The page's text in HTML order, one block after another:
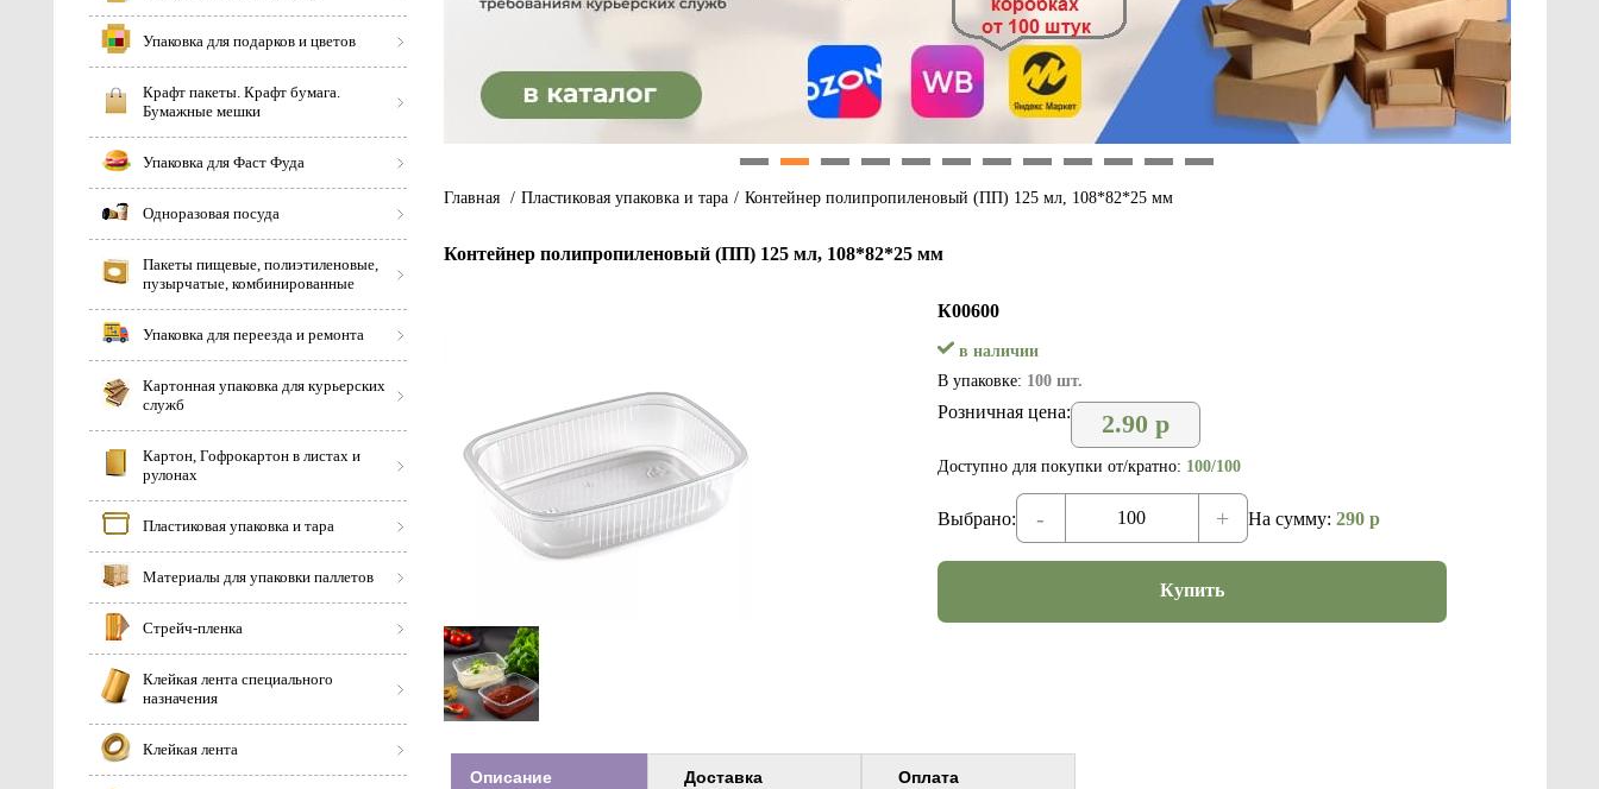
Упаковка для подарков и цветов
Крафт пакеты. Крафт бумага.
Бумажные мешки
Упаковка для Фаст Фуда
Одноразовая посуда
Пакеты пищевые, полиэтиленовые,
пузырчатые, комбинированные
Упаковка для переезда и ремонта
Картонная упаковка для курьерских
служб
Картон, Гофрокартон в листах и
рулонах
Пластиковая упаковка и тара
Материалы для упаковки паллетов
Стрейч-пленка
Клейкая лента специального
назначения
Клейкая лента
Главная / Пластиковая упаковка и тара / Контейнер полипропиленовый (ПП) 125 мл, 108*82*25 мм
Контейнер полипропиленовый (ПП) 125 мл, 108*82*25 мм
К00600
в наличии
В упаковке: 100 шт.
Розничная цена: 2.90 р
Доступно для покупки от/кратно: 100/100
Выбрано: - + На сумму: 290 р
Купить
Описание Доставка Оплата